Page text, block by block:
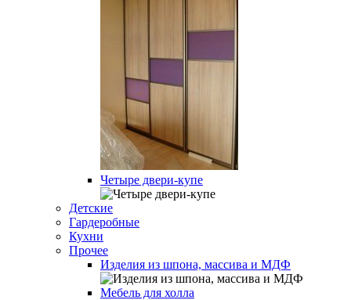
Четыре двери-купе
Детские
Гардеробные
Кухни
Прочее
Изделия из шпона, массива и МДФ
Мебель для холла